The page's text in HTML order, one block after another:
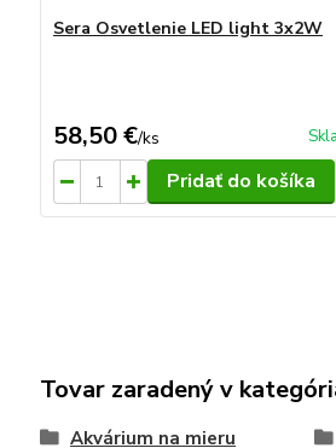
Sera Osvetlenie LED light 3x2W
58,50 €/ks
Pridať do košíka
Tovar zaradený v
Akvárium na mieru